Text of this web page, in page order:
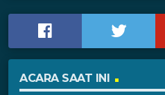
ACARA SAAT INI